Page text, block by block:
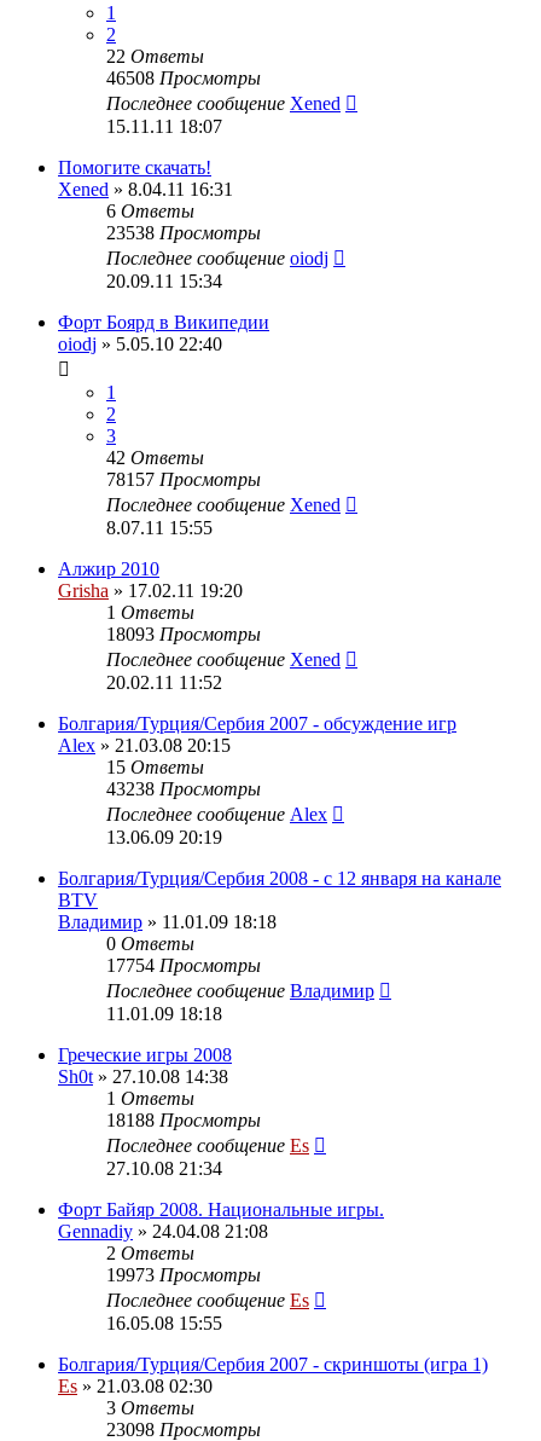
1
2
22 Ответы
46508 Просмотры
Последнее сообщение Xened
15.11.11 18:07
Помогите скачать!
Xened » 8.04.11 16:31
6 Ответы
23538 Просмотры
Последнее сообщение oiodj
20.09.11 15:34
Форт Боярд в Википедии
oiodj » 5.05.10 22:40
1
2
3
42 Ответы
78157 Просмотры
Последнее сообщение Xened
8.07.11 15:55
Алжир 2010
Grisha » 17.02.11 19:20
1 Ответы
18093 Просмотры
Последнее сообщение Xened
20.02.11 11:52
Болгария/Турция/Сербия 2007 - обсуждение игр
Alex » 21.03.08 20:15
15 Ответы
43238 Просмотры
Последнее сообщение Alex
13.06.09 20:19
Болгария/Турция/Сербия 2008 - c 12 января на канале
BTV
Владимир » 11.01.09 18:18
0 Ответы
17754 Просмотры
Последнее сообщение Владимир
11.01.09 18:18
Греческие игры 2008
Sh0t » 27.10.08 14:38
1 Ответы
18188 Просмотры
Последнее сообщение Es
27.10.08 21:34
Форт Байяр 2008. Национальные игры.
Gennadiy » 24.04.08 21:08
2 Ответы
19973 Просмотры
Последнее сообщение Es
16.05.08 15:55
Болгария/Турция/Сербия 2007 - скриншоты (игра 1)
Es » 21.03.08 02:30
3 Ответы
23098 Просмотры